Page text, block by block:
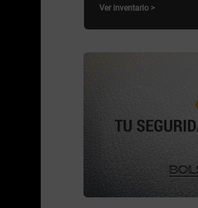
Ver inventario >